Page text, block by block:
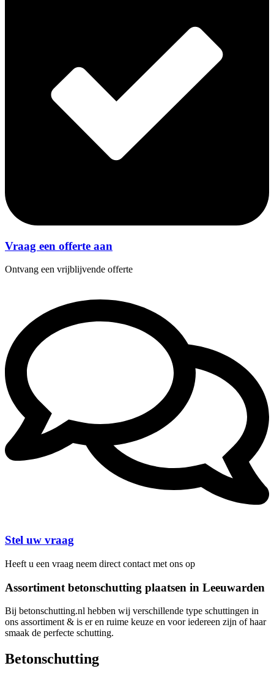
Vraag een offerte aan
Ontvang een vrijblijvende offerte
Stel uw vraag
Heeft u een vraag neem direct contact met ons op
Assortiment betonschutting plaatsen in Leeuwarden
Bij betonschutting.nl hebben wij verschillende type schuttingen in
ons assortiment & is er en ruime keuze en voor iedereen zijn of haar
smaak de perfecte schutting.
Betonschutting